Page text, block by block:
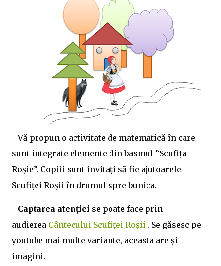
398/ 💥Schita lectiei:: https://www.didactic.ro/materiale-
didactice/iancu-de-hunedoara-schita-lectiei-2 💥Jocuri
pe wordwall: quiz etichete Mult succes! Ilona
Vă propun o activitate de matematică în care
sunt integrate elemente din basmul ”Scufița
Roșie”. Copiii sunt invitați să fie ajutoarele
Scufiței Roșii în drumul spre bunica.
Captarea atenției se poate face prin
audierea Cântecului Scufiței Roșii . Se găsesc pe
youtube mai multe variante, aceasta are și
imagini.